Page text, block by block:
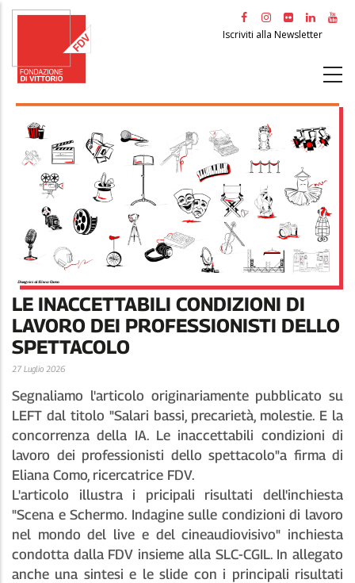
Salta
principale
Iscriviti alla Newsletter
LE INACCETTABILI CONDIZIONI DI
LAVORO DEI PROFESSIONISTI DELLO
SPETTACOLO
27 Luglio 2026
Segnaliamo l'articolo originariamente pubblicato su
LEFT dal titolo "Salari bassi, precarietà, molestie. E la
concorrenza della IA. Le inaccettabili condizioni di
lavoro dei professionisti dello spettacolo"a firma di
Eliana Como, ricercatrice FDV.
L'articolo illustra i pricipali risultati dell'inchiesta
"Scena e Schermo. Indagine sulle condizioni di lavoro
nel mondo del live e del cineaudiovisivo" inchiesta
condotta dalla FDV insieme alla SLC-CGIL. In allegato
anche una sintesi e le slide con i principali risultati